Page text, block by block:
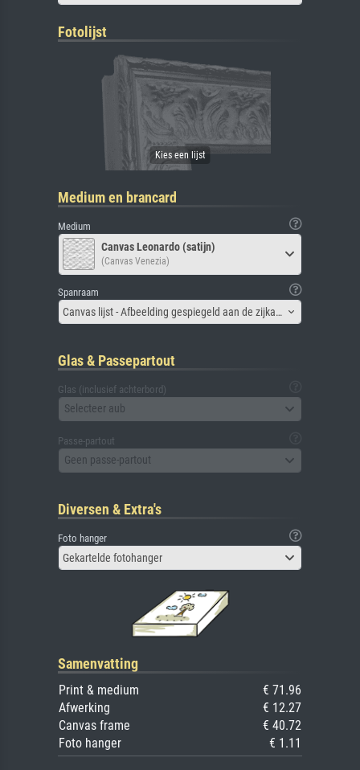
Fotolijst
Medium en brancard
Medium
Canvas Leonardo (satijn)
(Canvas Venezia)
Spanraam
Canvas lijst - Afbeelding gespiegeld aan de zijkant
Glas & Passepartout
Glas (inclusief achterbord)
Selecteer aub
Passe-partout
Geen passe-partout
Diversen & Extra's
Foto hanger
Gekartelde fotohanger
Samenvatting
Print & medium
€ 71.96
Afwerking
€ 12.27
Canvas frame
€ 40.72
Foto hanger
€ 1.11